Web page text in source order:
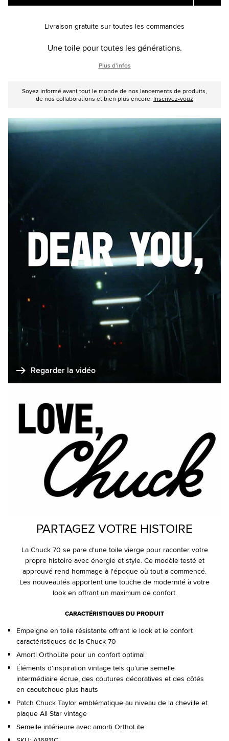
cart
aux
Livraison gratuite sur toutes les commandes
Une toile pour toutes les générations.
Plus d'infos
Soyez informé avant tout le monde de nos lancements de produits,
de nos collaborations et bien plus encore. Inscrivez-vouz
Regarder la vidéo
PARTAGEZ VOTRE HISTOIRE
La Chuck 70 se pare d'une toile vierge pour raconter votre
propre histoire avec énergie et style. Ce modèle testé et
approuvé rend hommage à l'époque où tout a commencé.
Les nouveautés apportent une touche de modernité à votre
look en offrant un maximum de confort.
CARACTÉRISTIQUES DU PRODUIT
Empeigne en toile résistante offrant le look et le confort
caractéristiques de la Chuck 70
Amorti OrthoLite pour un confort optimal
Éléments d'inspiration vintage tels qu'une semelle
intermédiaire écrue, des coutures décoratives et des côtés
en caoutchouc plus hauts
Patch Chuck Taylor emblématique au niveau de la cheville et
plaque All Star vintage
Semelle intérieure avec amorti OrthoLite